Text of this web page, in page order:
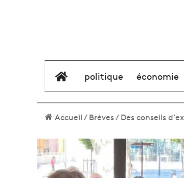
élément de menu
politique économie
Accueil/Brèves/Des conseils